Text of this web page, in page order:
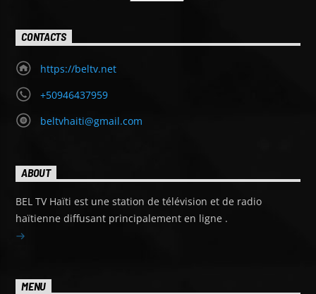
CONTACTS
https://beltv.net
+50946437959
beltvhaiti@gmail.com
ABOUT
BEL TV Haïti est une station de télévision et de radio
haïtienne diffusant principalement en ligne .
MENU